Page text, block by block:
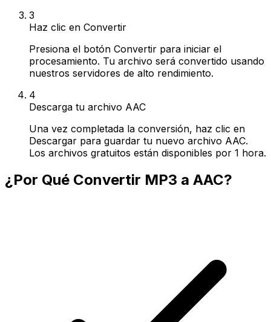
3
Haz clic en Convertir
Presiona el botón Convertir para iniciar el
procesamiento. Tu archivo será convertido usando
nuestros servidores de alto rendimiento.
4
Descarga tu archivo AAC
Una vez completada la conversión, haz clic en
Descargar para guardar tu nuevo archivo AAC.
Los archivos gratuitos están disponibles por 1 hora.
¿Por Qué Convertir MP3 a AAC?